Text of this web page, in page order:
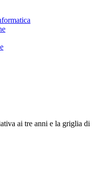
ai tre anni e la griglia di